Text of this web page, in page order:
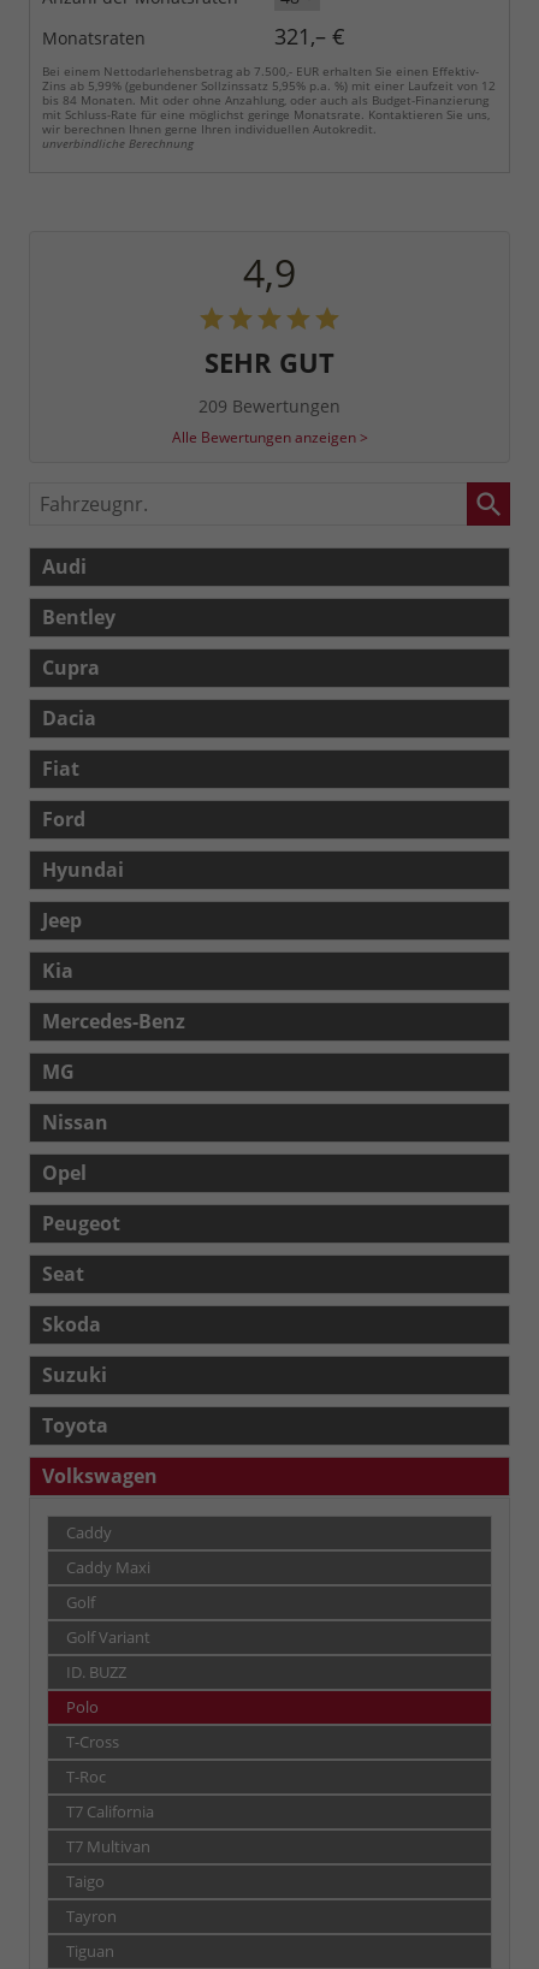
Monatsraten
321,– €
Bei einem Nettodarlehensbetrag ab 7.500,- EUR erhalten Sie einen Effektiv-
Zins ab 5,99% (gebundener Sollzinssatz 5,95% p.a. %) mit einer Laufzeit von 12
bis 84 Monaten. Mit oder ohne Anzahlung, oder auch als Budget-Finanzierung
mit Schluss-Rate für eine möglichst geringe Monatsrate. Kontaktieren Sie uns,
wir berechnen Ihnen gerne Ihren individuellen Autokredit.
unverbindliche Berechnung
4,9
SEHR GUT
209 Bewertungen
Alle Bewertungen anzeigen >
Fahrzeugnr.
Audi
Bentley
Cupra
Dacia
Fiat
Ford
Hyundai
Jeep
Kia
Mercedes-Benz
MG
Nissan
Opel
Peugeot
Seat
Skoda
Suzuki
Toyota
Volkswagen
Caddy
Caddy Maxi
Golf
Golf Variant
ID. BUZZ
Polo
T-Cross
T-Roc
T7 California
T7 Multivan
Taigo
Tayron
Tiguan